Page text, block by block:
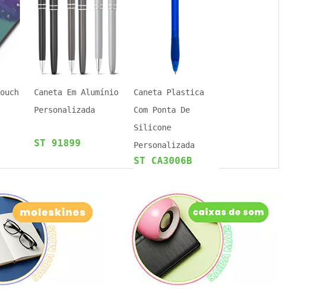
Caneta Em Alumínio
Personalizada
ST 91899
Caneta Plastica
Com Ponta De
Silicone
Personalizada
ST CA3006B